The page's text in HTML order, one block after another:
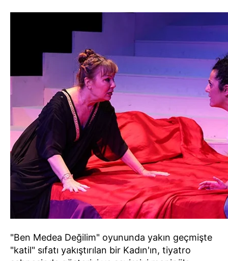
"Ben Medea Değilim" oyununda yakın geçmişte
"katil" sıfatı yakıştırılan bir Kadın'ın, tiyatro